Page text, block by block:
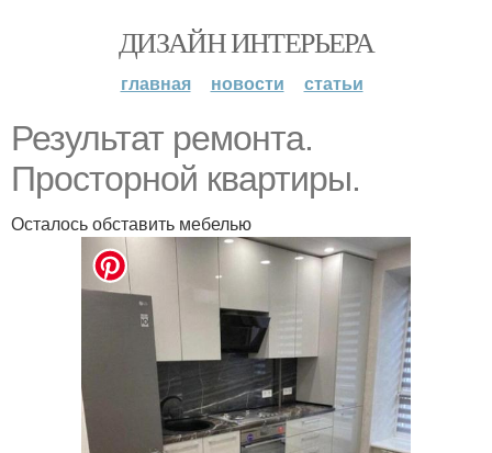
ДИЗАЙН ИНТЕРЬЕРА
главная новости статьи
Результат ремонта.
Просторной квартиры.
Осталось обставить мебелью